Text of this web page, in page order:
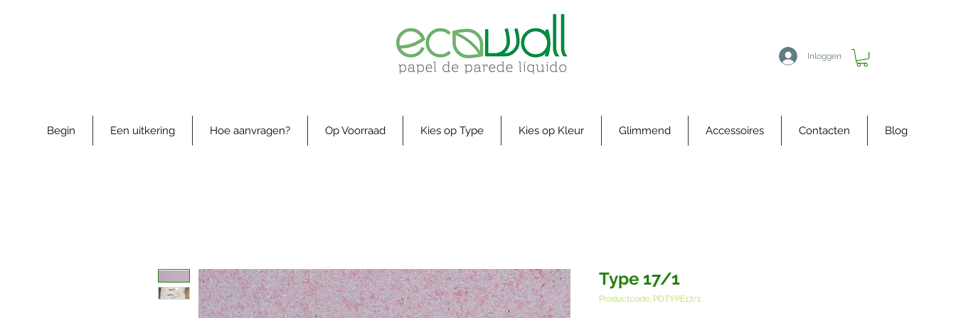
Inloggen
Begin Een uitkering Hoe aanvragen? Op Voorraad Kies op Type Kies op Kleur Glimmend Accessoires Contacten Blog
Type 17/1
Productcode: PDTYPE17/1